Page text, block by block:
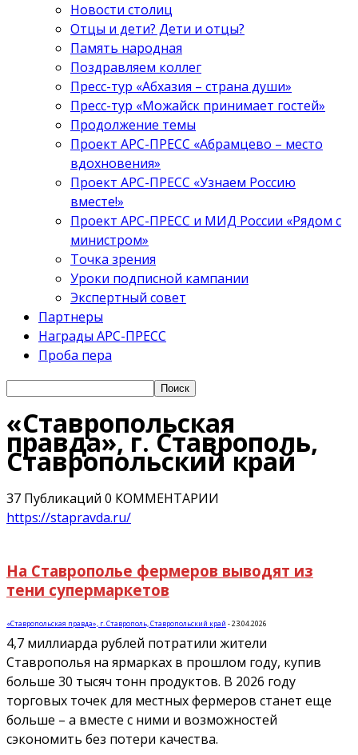
Новости столиц
Отцы и дети? Дети и отцы?
Память народная
Поздравляем коллег
Пресс-тур «Абхазия – страна души»
Пресс-тур «Можайск принимает гостей»
Продолжение темы
Проект АРС-ПРЕСС «Абрамцево – место
вдохновения»
Проект АРС-ПРЕСС «Узнаем Россию
вместе!»
Проект АРС-ПРЕСС и МИД России «Рядом с
министром»
Точка зрения
Уроки подписной кампании
Экспертный совет
Партнеры
Награды АРС-ПРЕСС
Проба пера
«Ставропольская
правда», г. Ставрополь,
Ставропольский край
37 Публикаций 0 КОММЕНТАРИИ
https://stapravda.ru/
На Ставрополье фермеров выводят из
тени супермаркетов
«Ставропольская правда», г. Ставрополь, Ставропольский край -23.04.2026
4,7 миллиарда рублей потратили жители
Ставрополья на ярмарках в прошлом году, купив
больше 30 тысяч тонн продуктов. В 2026 году
торговых точек для местных фермеров станет еще
больше – а вместе с ними и возможностей
сэкономить без потери качества.